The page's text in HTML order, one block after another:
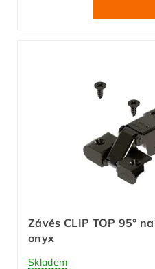
Závěs CLIP TOP 95°
onyx
Skladem